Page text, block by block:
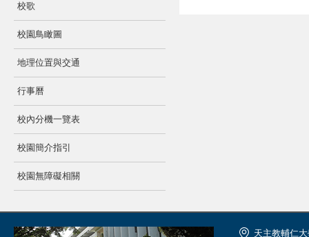
校歌
校園鳥瞰圖
地理位置與交通
行事曆
校內分機一覽表
校園簡介指引
校園無障礙相關
天主教輔仁